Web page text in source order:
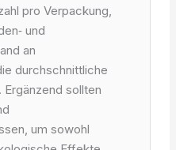
pro Verpackung,
und
an
durchschnittliche
sollten
um sowohl